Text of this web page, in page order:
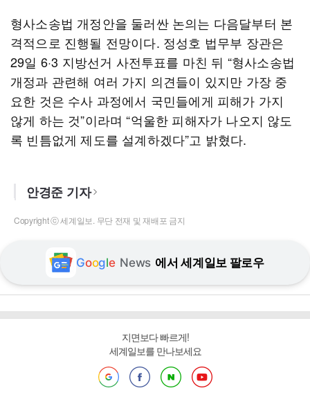
형사소송법 개정안을 둘러싼 논의는 다음달부터 본
격적으로 진행될 전망이다. 정성호 법무부 장관은
29일 6·3 지방선거 사전투표를 마친 뒤 “형사소송법
개정과 관련해 여러 가지 의견들이 있지만 가장 중
요한 것은 수사 과정에서 국민들에게 피해가 가지
않게 하는 것”이라며 “억울한 피해자가 나오지 않도
록 빈틈없게 제도를 설계하겠다”고 밝혔다.
안경준 기자
Copyright ⓒ 세계일보. 무단 전재 및 재배포 금지
Google News 에서 세계일보 팔로우
지면보다 빠르게!
세계일보를 만나보세요